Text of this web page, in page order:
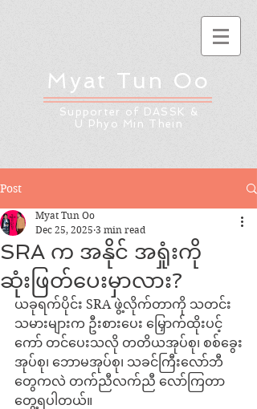
Myat Tun Oo
Supporter of DASSK &
U Phyo Min Thein
Post
SRA က အနိုင် အရှုံးကို
ဆုံးဖြတ်ပေးမှာလား?
Myat Tun Oo
Dec 25, 2025 3 min read
ယခုရက်ပိုင်း SRA ဖွဲ့လိုက်တာကို သတင်း
သမားများက ဦးစားပေး မြှောက်ထိုးပင့်
ကော် တင်ပေးသလို တတိယအုပ်စု၊ စစ်ခွေး
အုပ်စု၊ ဘောမအုပ်စု၊ သခင်ကြီးလော်ဘီ
တွေကလဲ တက်ညီလက်ညီ လော်ကြတာ
တွေ့ရပါတယ်။